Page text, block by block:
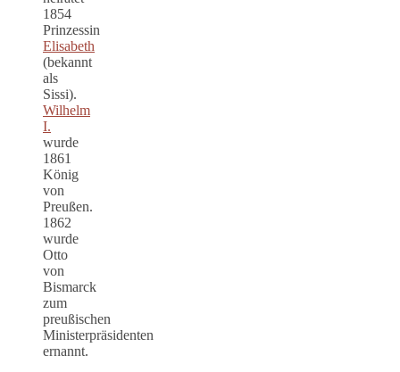
1854
Prinzessin
Elisabeth
(bekannt
als
Sissi).
Wilhelm
I.
wurde
1861
König
von
Preußen.
1862
wurde
Otto
von
Bismarck
zum
preußischen
Ministerpräsidenten
ernannt.